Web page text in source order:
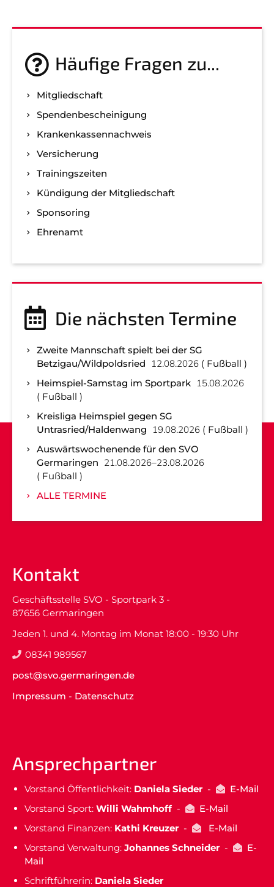
Häufige Fragen zu...
Mitgliedschaft
Spenden­bescheinigung
Kranken­kassen­nachweis
Versicherung
Trainingszeiten
Kündigung der Mitgliedschaft
Sponsoring
Ehrenamt
Die nächsten Termine
Zweite Mannschaft spielt bei der SG
Betzigau/Wildpoldsried
12.08.2026
Fußball
Heimspiel-Samstag im Sportpark 15.08.2026
Fußball
Kreisliga Heimspiel gegen SG
Untrasried/Haldenwang
19.08.2026
Fußball
Auswärtswochenende für den SVO
Germaringen 21.08.2026–23.08.2026
Fußball
ALLE TERMINE
Kontakt
Geschäftsstelle SVO - Sportpark 3 -
87656 Germaringen
Jeden 1. und 4. Montag im Monat 18:00 - 19:30 Uhr
08341 989567
post@svo.germaringen.de
Impressum - Datenschutz
Ansprechpartner
Vorstand Öffentlichkeit: Daniela Sieder-
E-Mail
Vorstand Sport: Willi Wahmhoff-
E-Mail
Vorstand Finanzen: Kathi Kreuzer-
E-Mail
Vorstand Verwaltung: Johannes Schneider -
E-
Mail
Schriftführerin: Daniela Sieder